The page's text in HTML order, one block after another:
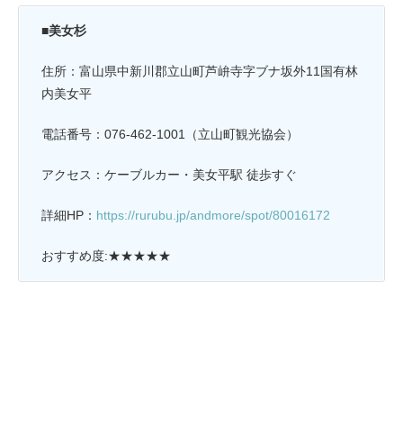
■美女杉
住所：富山県中新川郡立山町芦峅寺字ブナ坂外11国有林
内美女平
電話番号：076-462-1001（立山町観光協会）
アクセス：ケーブルカー・美女平駅 徒歩すぐ
詳細HP： https://rurubu.jp/andmore/spot/80016172
おすすめ度:★★★★★